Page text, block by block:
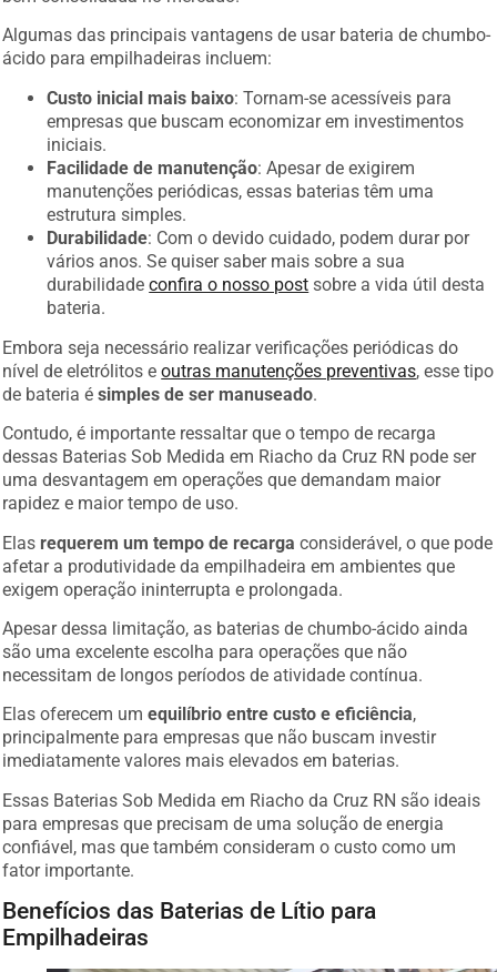
Algumas das principais vantagens de usar bateria de chumbo-
ácido para empilhadeiras incluem:
Custo inicial mais baixo: Tornam-se acessíveis para
empresas que buscam economizar em investimentos
iniciais.
Facilidade de manutenção: Apesar de exigirem
manutenções periódicas, essas baterias têm uma
estrutura simples.
Durabilidade: Com o devido cuidado, podem durar por
vários anos. Se quiser saber mais sobre a sua
durabilidade confira o nosso post sobre a vida útil desta
bateria.
Embora seja necessário realizar verificações periódicas do
nível de eletrólitos e outras manutenções preventivas , esse tipo
de bateria é simples de ser manuseado.
Contudo, é importante ressaltar que o tempo de recarga
dessas Baterias Sob Medida em Riacho da Cruz RN pode ser
uma desvantagem em operações que demandam maior
rapidez e maior tempo de uso.
Elas
requerem um tempo de recarga
considerável, o que pode
afetar a produtividade da empilhadeira em ambientes que
exigem operação ininterrupta e prolongada.
Apesar dessa limitação, as baterias de chumbo-ácido ainda
são uma excelente escolha para operações que não
necessitam de longos períodos de atividade contínua.
Elas oferecem um equilíbrio entre custo e eficiência
principalmente para empresas que não buscam investir
imediatamente valores mais elevados em baterias.
Essas Baterias Sob Medida em Riacho da Cruz RN são ideais
para empresas que precisam de uma solução de energia
confiável, mas que também consideram o custo como um
fator importante.
Benefícios das Baterias de Lítio para
Empilhadeiras